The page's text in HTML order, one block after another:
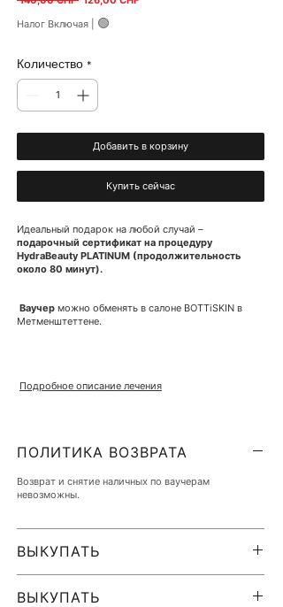
Налог Включая
🟢
Количество *
Добавить в корзину
Купить сейчас
Идеальный подарок на любой случай –
подарочный сертификат на процедуру
HydraBeauty PLATINUM (продолжительность
около 80 минут).
Ваучер можно обменять в салоне BOTTiSKIN в
Метменштеттене.
Подробное описание лечения
Элегантные ваучеры (10x95 мм) доставляются
ПОЛИТИКА ВОЗВРАТА
Возврат и снятие наличных по ваучерам
невозможны.
ВЫКУПАТЬ
(также возможно по телефону) ВАУЧЕР будет
ВЫКУПАТЬ